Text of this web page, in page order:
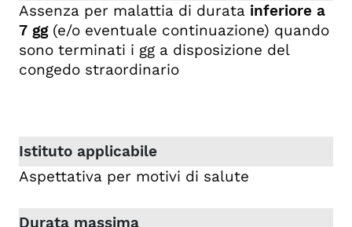
Assenza per malattia di durata inferiore a
7 gg(e/o eventuale continuazione) quando
sono terminati i gg a disposizione del
congedo straordinario
Aspettativa per motivi di salute